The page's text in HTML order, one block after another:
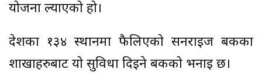
योजना ल्याएको हो।
देशका १३४ स्थानमा फैलिएको सनराइज बैंकका
शाखाहरुबाट यो सुविधा दिइने बैंकको भनाइ छ।